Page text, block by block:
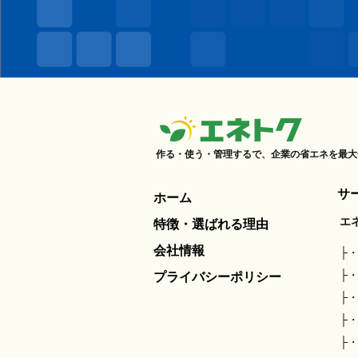
作る・使う・管理するで、企業の省エネを最
ホーム
特徴・選ばれる理由
会社情報
プライバシーポリシー
サ
エ
・
・
・
・
・